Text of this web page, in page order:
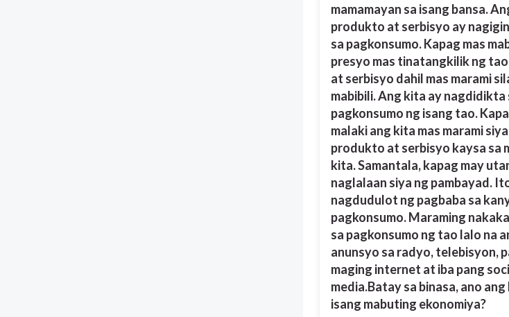
Maraming utang
May mababang presyo ng
kita ng mga
Mataas ang presyo
mamamayan sa isang bansa.
produkto at serbisyo ay
sa pagkonsumo. Kapag mas
presyo mas tinatangkilik ng
at serbisyo dahil mas marami
mabibili.Ang kita ay nagdidikta
pagkonsumo ng isang tao.
malaki ang kita mas marami
produkto at serbisyo kaysa sa
kita. Samantala, kapag may
naglalaan siya ng pambayad.
nagdudulot ng pagbaba sa
pagkonsumo. Maraming
sa pagkonsumo ng tao lalo na
anunsyo sa radyo, telebisyon,
maging internet at iba pang
media.Batay sa binasa, ano
isang mabuting ekonomiya?